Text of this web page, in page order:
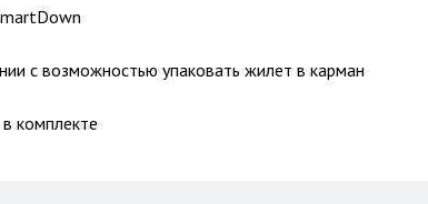
с возможностью упаковать жилет в карман
комплекте